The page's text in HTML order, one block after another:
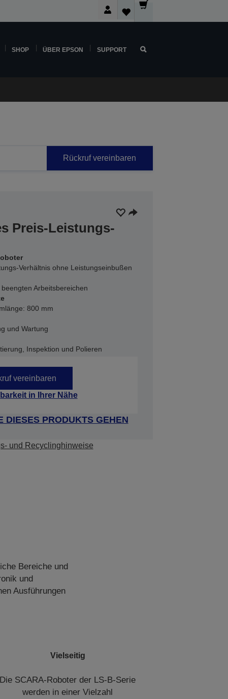
SHOP ÜBER EPSON SUPPORT
Rückruf vereinbaren
Preis-Leistungs-
Verhältnis ohne Leistungseinbußen
Arbeitsbereichen
800 mm
und Wartung
Inspektion und Polieren
vereinbaren
in Ihrer Nähe
DIESES PRODUKTS GEHEN
und Recyclinghinweise
Bereiche und
und
Ausführungen
Vielseitig
Die SCARA-Roboter der LS-B-Serie
werden in einer Vielzahl